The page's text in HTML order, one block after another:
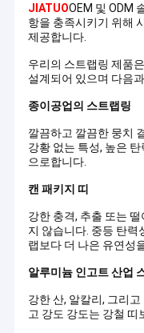
집
제품
VR 쇼
JIATUOOEM 및 ODM
항을 충족시키기 위해
제공합니다.
우리의 스트랩링 제품
설계되어 있으며 다음
종이공업의 스트랩링
깔끔하고 깔끔한 뭉치
강황 없는 특성, 높은
으로합니다.
캔 패키지 띠
강한 충격, 추출 또는
지 않습니다. 중등 탄력
랩보다 더 나은 유연성
알루미늄 인고트 산업
강한 산, 알칼리, 그리
고 강도 강도는 강철 띠
첸젠 지아투 플라스틱
이며, 또한 PP 스트랩과
조업체입니다..와 함께거